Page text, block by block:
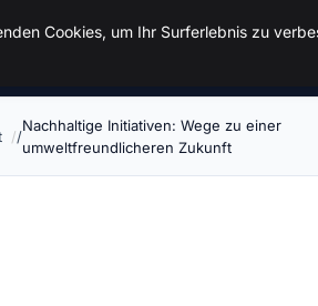
Nachhaltige Initiativen: Wege zu einer
umweltfreundlicheren Zukunft
Cookies, um Ihr Surferlebnis zu